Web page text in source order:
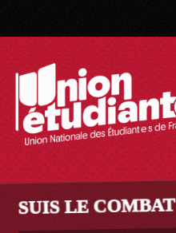
SUIS LE COMBAT